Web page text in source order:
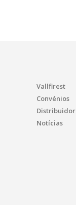
Vallfirest
Convénios
Notícias